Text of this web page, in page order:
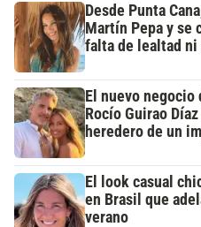
Desde Punta
Martín Pepa y se
falta de lealtad ni
El nuevo negocio
Rocío Guirao
heredero de un
El look casual
en Brasil que
verano